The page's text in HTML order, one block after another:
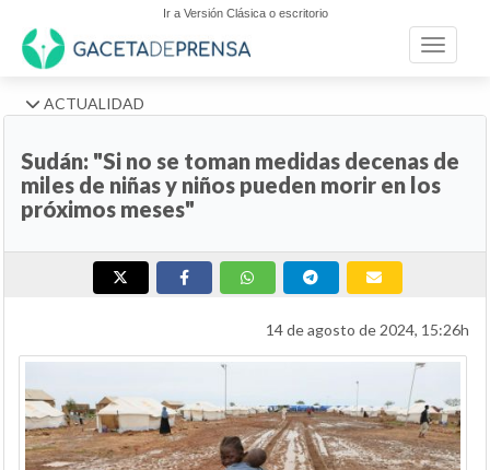
Ir a Versión Clásica o escritorio
Toggle
ACTUALIDAD
Sudán: "Si no se toman medidas decenas de
miles de niñas y niños pueden morir en los
próximos meses"
14 de agosto de 2024, 15:26h